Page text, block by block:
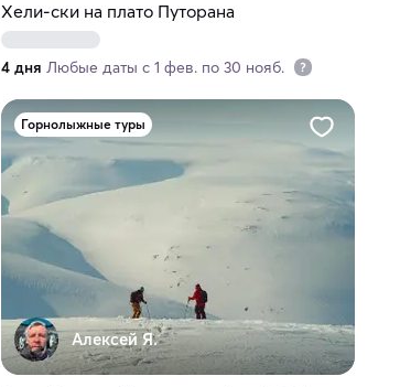
Хели-ски на плато Путорана
4 дня Любые даты с 1 фев. по 30 нояб.
Горнолыжные туры
Алексей Я.